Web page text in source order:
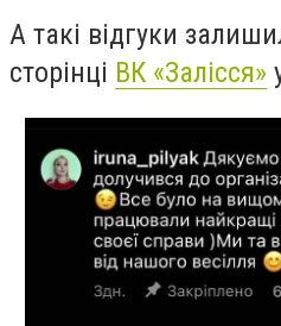
А такі відгуки
сторінці ВК «Залісся»